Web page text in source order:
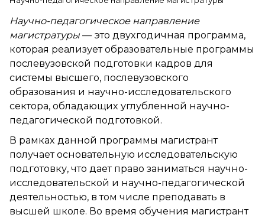
Научно-педагогическое направление
магистратуры — это двухгодичная программа,
которая реализует образовательные программы
послевузовской подготовки кадров для
системы высшего, послевузовского
образования и научно-исследовательского
сектора, обладающих углубленной научно-
педагогической подготовкой.
В рамках данной программы магистрант
получает основательную исследовательскую
подготовку, что дает право заниматься научно-
исследовательской и научно-педагогической
деятельностью, в том числе преподавать в
высшей школе. Во время обучения магистрант